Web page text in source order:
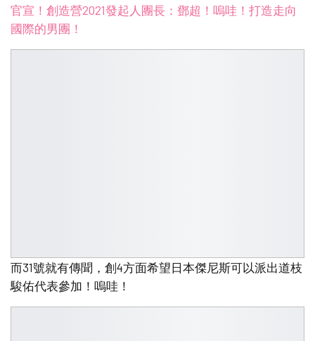
官宣！創造營2021發起人團長：鄧超！嗚哇！打造走向
國際的男團！
而31號就有傳聞，創4方面希望日本傑尼斯可以派出道枝
駿佑代表參加！嗚哇！